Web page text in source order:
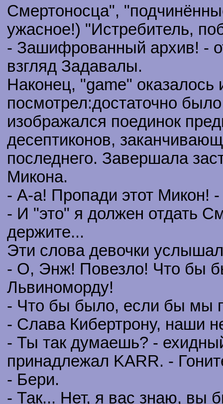
Смертоносца",
ужасное!) "Истребитель,
- Зашифрованный архив! -
взгляд Задавалы.
Наконец, "game"
посмотрел:достаточно
изображался поединок
десептиконов,
последнего. Завершала
Микона.
- А-а! Пропади этот Микон!
- И "это" я должен отдать
держите...
Эти слова девочки
- О, Энж! Повезло! Что бы
Львиноморду!
- Что бы было, если бы мы
- Слава Кибертрону, наши
- Ты так думаешь? -
принадлежал KARR. -
- Бери.
- Так... Нет, я вас знаю, вы